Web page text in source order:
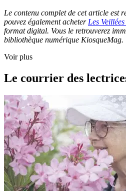
Le contenu complet de cet article est
pouvez également acheter Les
format digital. Vous le retrouverez
bibliothèque numérique KiosqueMag.
Voir plus
Le courrier des